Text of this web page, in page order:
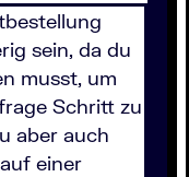
sein, da du
musst, um
Schritt zu
aber auch
einer